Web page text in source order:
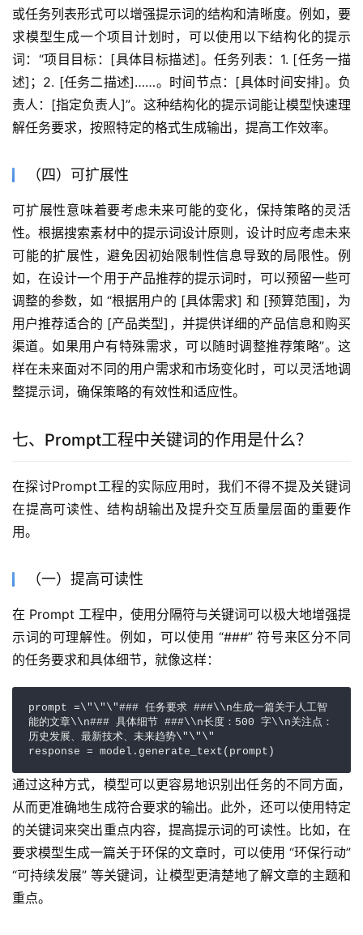
或任务列表形式可以增强提示词的结构和清晰度。例如，要
求模型生成一个项目计划时，可以使用以下结构化的提示
词：“项目目标：[具体目标描述]。任务列表：1. [任务一描
述]；2. [任务二描述]……。时间节点：[具体时间安排]。负
责人：[指定负责人]”。这种结构化的提示词能让模型快速理
解任务要求，按照特定的格式生成输出，提高工作效率。
（四）可扩展性
可扩展性意味着要考虑未来可能的变化，保持策略的灵活
性。根据搜索素材中的提示词设计原则，设计时应考虑未来
可能的扩展性，避免因初始限制性信息导致的局限性。例
如，在设计一个用于产品推荐的提示词时，可以预留一些可
调整的参数，如 “根据用户的 [具体需求] 和 [预算范围]，为
用户推荐适合的 [产品类型]，并提供详细的产品信息和购买
渠道。如果用户有特殊需求，可以随时调整推荐策略”。这
样在未来面对不同的用户需求和市场变化时，可以灵活地调
整提示词，确保策略的有效性和适应性。
七、Prompt工程中关键词的作用是什么？
在探讨Prompt工程的实际应用时，我们不得不提及关键词
在提高可读性、结构胡输出及提升交互质量层面的重要作
用。
（一）提高可读性
在 Prompt 工程中，使用分隔符与关键词可以极大地增强提
示词的可理解性。例如，可以使用 “###” 符号来区分不同
的任务要求和具体细节，就像这样：
prompt =\"\"\"### 任务要求 ###\\n生成一篇关于人工智
能的文章\\n### 具体细节 ###\\n长度：500 字\\n关注点：
历史发展、最新技术、未来趋势\"\"\"
response = model.generate_text(prompt)
通过这种方式，模型可以更容易地识别出任务的不同方面，
从而更准确地生成符合要求的输出。此外，还可以使用特定
的关键词来突出重点内容，提高提示词的可读性。比如，在
要求模型生成一篇关于环保的文章时，可以使用 “环保行动”
“可持续发展” 等关键词，让模型更清楚地了解文章的主题和
重点。